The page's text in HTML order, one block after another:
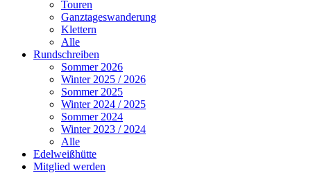
Touren
Ganztageswanderung
Klettern
Alle
Rundschreiben
Sommer 2026
Winter 2025 / 2026
Sommer 2025
Winter 2024 / 2025
Sommer 2024
Winter 2023 / 2024
Alle
Edelweißhütte
Mitglied werden